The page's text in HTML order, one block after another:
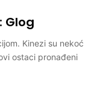
Glog
Kinezi su nekoć
ostaci pronađeni